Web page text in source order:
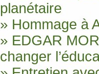
planétaire
» Hommage à
» EDGAR
changer